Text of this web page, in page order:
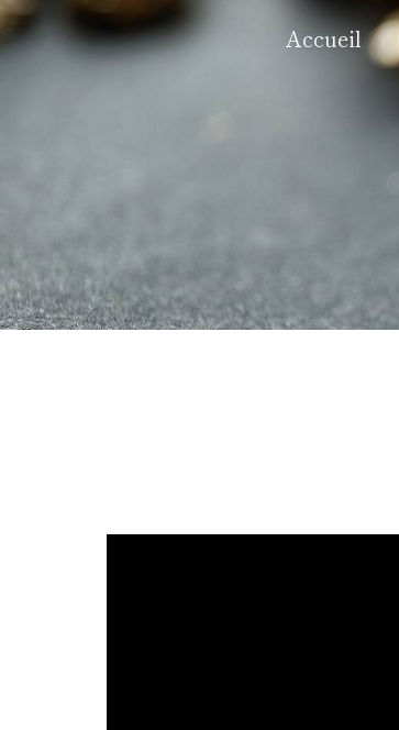
Panneau de gestion des cookies
Accueil